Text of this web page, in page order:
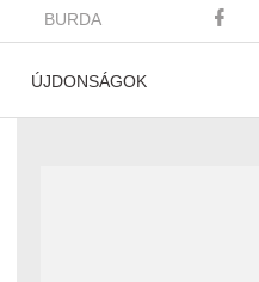
BURDA
ÚJDONSÁGOK